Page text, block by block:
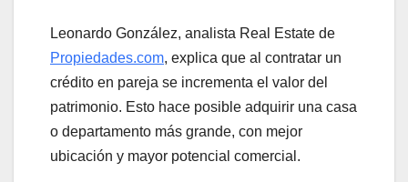
Leonardo González, analista Real Estate de
Propiedades.com, explica que al contratar un
crédito en pareja se incrementa el valor del
patrimonio. Esto hace posible adquirir una casa
o departamento más grande, con mejor
ubicación y mayor potencial comercial.